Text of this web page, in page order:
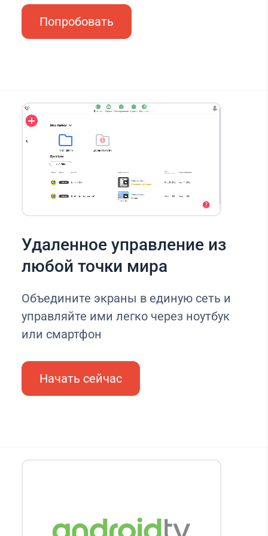
Попробовать
Удаленное управление из
любой точки мира
Объедините экраны в единую сеть и
управляйте ими легко через ноутбук
или смартфон
Начать сейчас